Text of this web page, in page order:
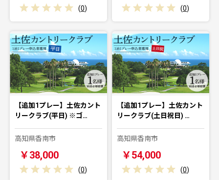
(0) (0)
【追加1プレー】土佐カント
リークラブ(平日) ※ゴ…
高知県香南市
￥38,000
(0)
【追加1プレー】土佐カント
リークラブ(土日祝日) …
高知県香南市
￥54,000
(0)